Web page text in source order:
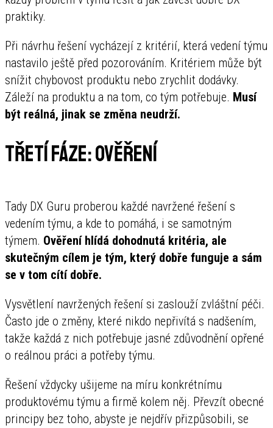
praktiky.
Při návrhu řešení vycházejí z kritérií, která vedení týmu
nastavilo ještě před pozorováním. Kritériem může být
snížit chybovost produktu nebo zrychlit dodávky.
Záleží na produktu a na tom, co tým potřebuje. Musí
být reálná, jinak se změna neudrží.
Třetí fáze: ověření
Tady DX Guru proberou každé navržené řešení s
vedením týmu, a kde to pomáhá, i se samotným
týmem. Ověření hlídá dohodnutá kritéria, ale
skutečným cílem je tým, který dobře funguje a sám
se v tom cítí dobře.
Vysvětlení navržených řešení si zaslouží zvláštní péči.
Často jde o změny, které nikdo nepřivítá s nadšením,
takže každá z nich potřebuje jasné zdůvodnění opřené
o reálnou práci a potřeby týmu.
Řešení vždycky ušijeme na míru konkrétnímu
produktovému týmu a firmě kolem něj. Převzít obecné
principy bez toho, abyste je nejdřív přizpůsobili, se